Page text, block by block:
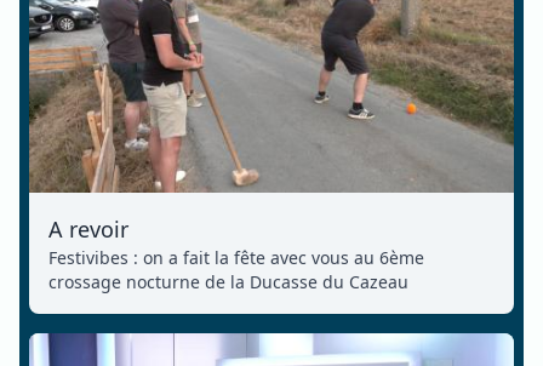
A revoir
Festivibes : on a fait la fête avec vous au 6ème
crossage nocturne de la Ducasse du Cazeau